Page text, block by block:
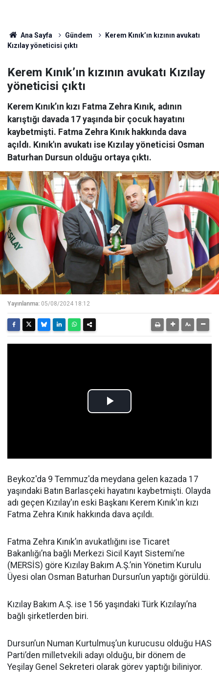
Ana Sayfa Gündem
Kerem Kınık’ın kızının avukatı
Kızılay yöneticisi çıktı
Kerem Kınık’ın kızının avukatı Kızılay
yöneticisi çıktı
Kerem Kınık’ın kızı Fatma Zehra Kınık, adının
karıştığı davada 17 yaşında bir çocuk hayatını
kaybetmişti. Fatma Zehra Kınık hakkında dava
açıldı. Kınık'ın avukatı ise Kızılay yöneticisi Osman
Baturhan Dursun olduğu ortaya çıktı.
Yayınlanma: 05/08/2024 18:12
Beykoz'da 9 Temmuz'da meydana gelen kazada 17
yaşındaki Batın Barlasçeki hayatını kaybetmişti. Olayda
adı geçen Kızılay'ın eski Başkanı Kerem Kınık'ın kızı
Fatma Zehra Kınık hakkında dava açıldı.
Fatma Zehra Kınık’ın avukatlığını ise Ticaret
Bakanlığı’na bağlı Merkezi Sicil Kayıt Sistemi’ne
(MERSİS) göre Kızılay Bakım A.Ş.’nin Yönetim Kurulu
Üyesi olan Osman Baturhan Dursun’un yaptığı görüldü.
Kızılay Bakım A.Ş. ise 156 yaşındaki Türk Kızılayı’na
bağlı şirketlerden biri.
Dursun’un Numan Kurtulmuş’un kurucusu olduğu HAS
Parti’den milletvekili adayı olduğu, bir dönem de
Yeşilay Genel Sekreteri olarak görev yaptığı biliniyor.